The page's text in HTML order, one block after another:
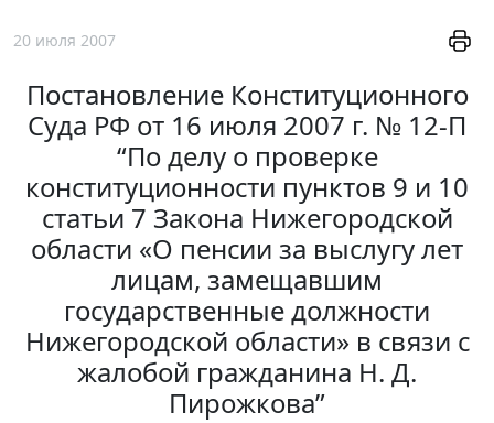
20 июля 2007
Постановление Конституционного
Суда РФ от 16 июля 2007 г. № 12-П
“По делу о проверке
конституционности пунктов 9 и 10
статьи 7 Закона Нижегородской
области «О пенсии за выслугу лет
лицам, замещавшим
государственные должности
Нижегородской области» в связи с
жалобой гражданина Н. Д.
Пирожкова”